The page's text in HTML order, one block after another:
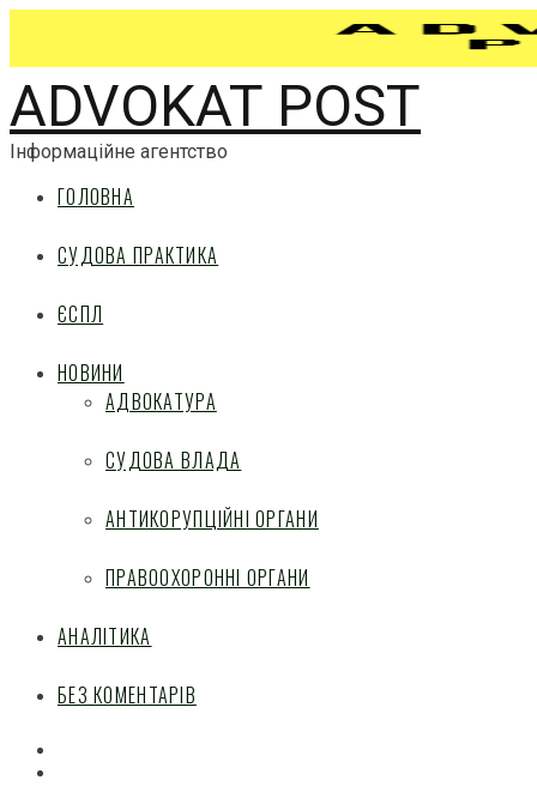
ADVOKAT POST
Інформаційне агентство
ГОЛОВНА
СУДОВА ПРАКТИКА
ЄСПЛ
НОВИНИ
АДВОКАТУРА
СУДОВА ВЛАДА
АНТИКОРУПЦІЙНІ ОРГАНИ
ПРАВООХОРОННІ ОРГАНИ
АНАЛІТИКА
БЕЗ КОМЕНТАРІВ